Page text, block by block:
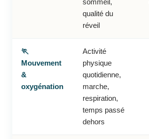
sommeil,
qualité du
réveil
🏃
Mouvement
&
oxygénation
Activité
physique
quotidienne,
marche,
respiration,
temps passé
dehors